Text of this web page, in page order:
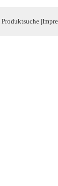
Produktsuche|